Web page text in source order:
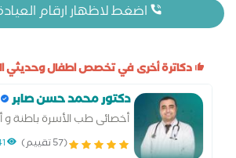
اضغط لاظهار ارقام
دكاترة أخرى في تخصص اطفال وحديثي
دكتور محمد حسن صابر
أخصائى طب الأسرة باطنة و
(57 تقييم)